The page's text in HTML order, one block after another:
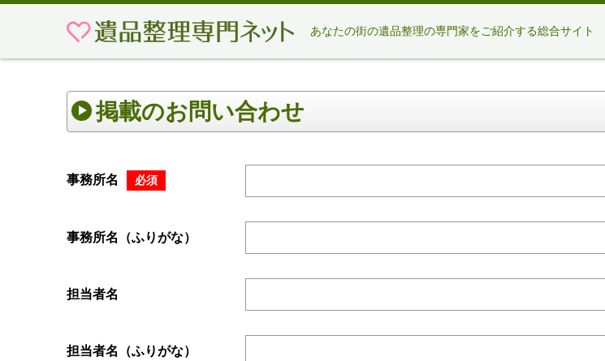
あなたの街の遺品整理の専門家をご紹介する総合サイト
掲載のお問い合わせ
事務所名 必須
事務所名（ふりがな）
担当者名
担当者名（ふりがな）